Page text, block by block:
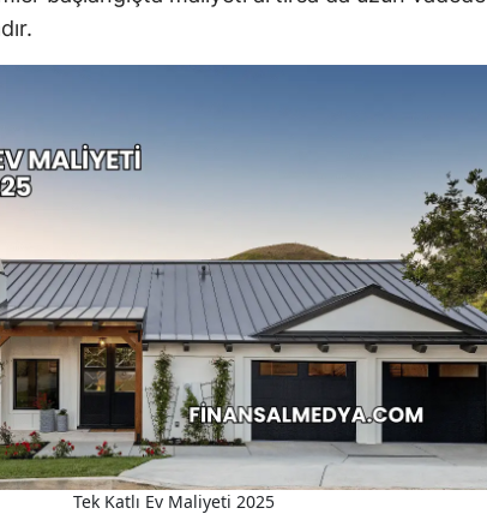
Tek Katlı Ev Maliyeti 2025